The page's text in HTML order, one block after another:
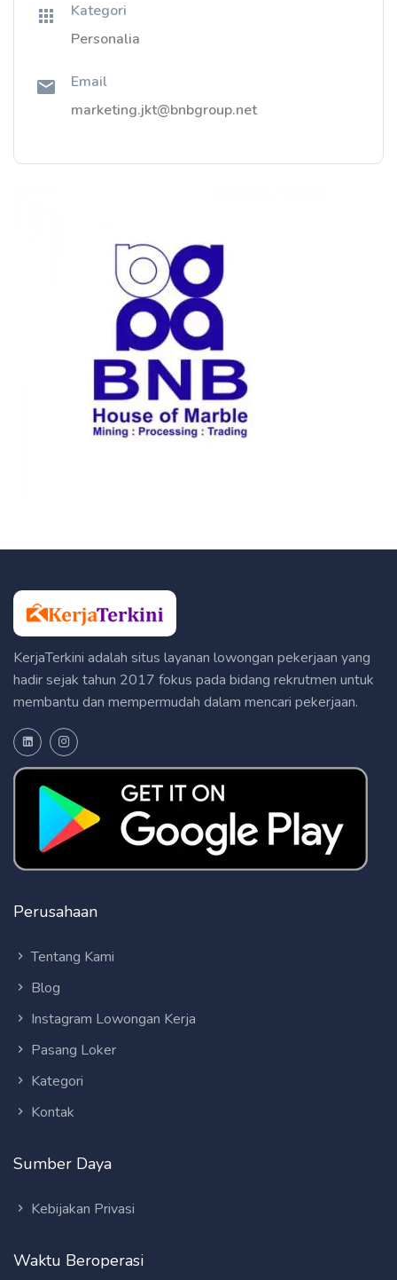
Kategori
Personalia
Email
marketing.jkt@bnbgroup.net
KerjaTerkini adalah situs layanan lowongan pekerjaan yang
hadir sejak tahun 2017 fokus pada bidang rekrutmen untuk
membantu dan mempermudah dalam mencari pekerjaan.
Perusahaan
Tentang Kami
Blog
Instagram Lowongan Kerja
Pasang Loker
Kategori
Kontak
Sumber Daya
Kebijakan Privasi
Waktu Beroperasi